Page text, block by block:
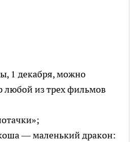
1 декабря, можно
любой из трех фильмов
— маленький дракон: